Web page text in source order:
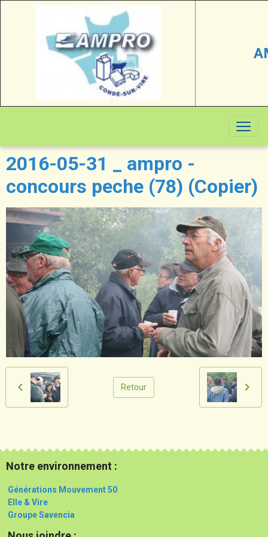
2016-05-31 _ ampro -
concours peche (78) (Copier)
Retour
Notre environnement :
Générations Mouvement 50
Elle & Vire
Groupe Savencia